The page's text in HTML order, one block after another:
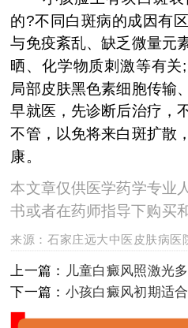
的?不同白斑病的成因有
与免疫紊乱、缺乏微量元
晒、化学物质刺激等有
局部皮肤黑色素细胞传输
早就医，先诊断后治疗，
不管，以免将来白斑扩散
康。
本文章仅供医学药学专业
书或者在药师指导下购买
来源：石家庄远大中医皮肤病医
上一篇： 儿童白癜风照激光
下一篇： 小孩白癜风初期适